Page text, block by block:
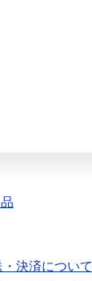
・決済について